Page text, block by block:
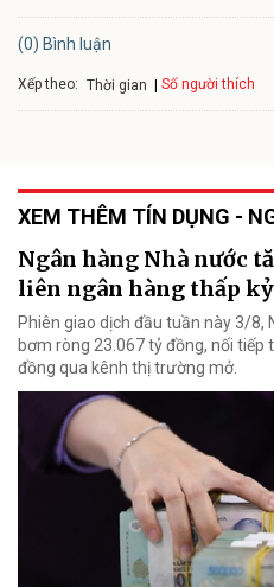
(0) Bình luận
Xếp theo: Thời gian Số người thích
XEM THÊM TÍN DỤNG -
Ngân hàng Nhà nước
liên ngân hàng thấp
Phiên giao dịch đầu tuần này 3/8,
bơm ròng 23.067 tỷ đồng, nối
đồng qua kênh thị trường mở.